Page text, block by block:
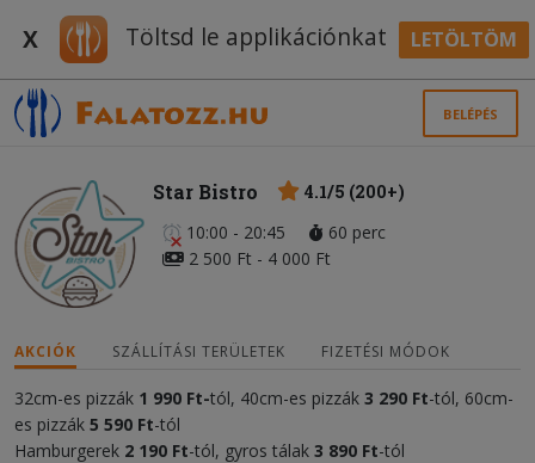
X Töltsd le applikációnkat LETÖLTÖM
BELÉPÉS
Star Bistro
4.1/5 (200+)
10:00 - 20:45
60 perc
2 500 Ft - 4 000 Ft
AKCIÓK SZÁLLÍTÁSI TERÜLETEK FIZETÉSI MÓDOK
32cm-es pizzák 1 990 Ft-tól, 40cm-es pizzák 3 290 Ft-tól, 60cm-
es pizzák 5 590 Ft-tól
Hamburgerek 2 190 Ft-tól, gyros tálak 3 890 Ft-tól